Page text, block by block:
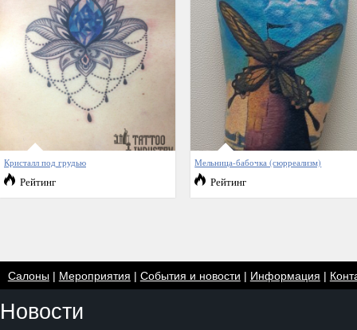
Кристалл под грудью
Рейтинг
Мельница-бабочка (сюрреализм)
Рейтинг
Салоны| Мероприятия | События и новости | Информация |
Новости